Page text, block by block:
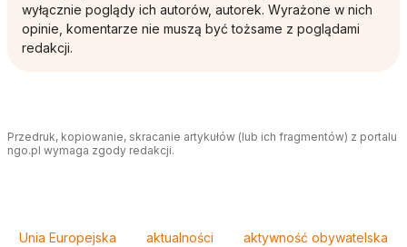
wyłącznie poglądy ich autorów, autorek. Wyrażone w nich
opinie, komentarze nie muszą być tożsame z poglądami
redakcji.
Przedruk, kopiowanie, skracanie artykułów (lub ich fragmentów) z portalu
ngo.pl wymaga zgody redakcji.
Unia Europejska aktualności aktywność obywatelska